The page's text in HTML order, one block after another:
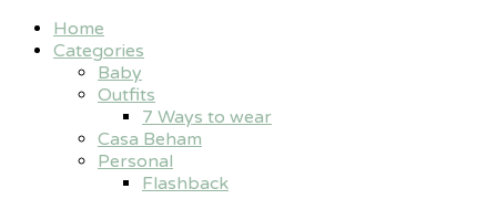
Home
Categories
Baby
Outfits
7 Ways to wear
Casa Beham
Personal
Flashback